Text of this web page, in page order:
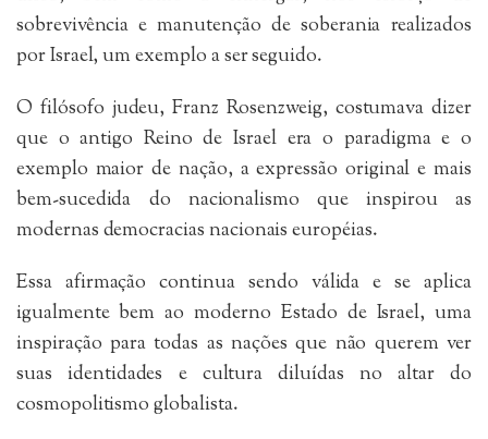
sobrevivência e manutenção de soberania realizados
por Israel, um exemplo a ser seguido.
O filósofo judeu, Franz Rosenzweig, costumava dizer
que o antigo Reino de Israel era o paradigma e o
exemplo maior de nação, a expressão original e mais
bem-sucedida do nacionalismo que inspirou as
modernas democracias nacionais européias.
Essa afirmação continua sendo válida e se aplica
igualmente bem ao moderno Estado de Israel, uma
inspiração para todas as nações que não querem ver
suas identidades e cultura diluídas no altar do
cosmopolitismo globalista.